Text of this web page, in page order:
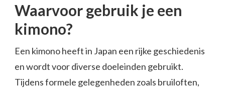
Waarvoor gebruik je een
kimono?
Een kimono heeft in Japan een rijke geschiedenis
en wordt voor diverse doeleinden gebruikt.
Tijdens formele gelegenheden zoals bruiloften,